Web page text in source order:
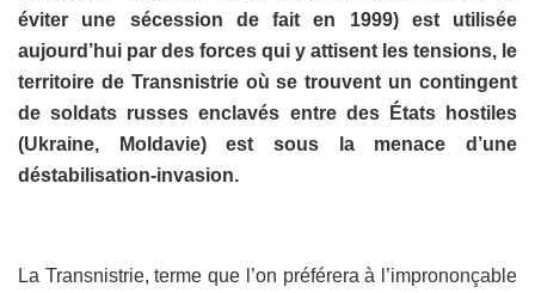
éviter une sécession de fait en 1999) est utilisée
aujourd’hui par des forces qui y attisent les tensions, le
territoire de Transnistrie où se trouvent un contingent
de soldats russes enclavés entre des États hostiles
(Ukraine, Moldavie) est sous la menace d’une
déstabilisation-invasion.
La Transnistrie, terme que l’on préférera à l’imprononçable